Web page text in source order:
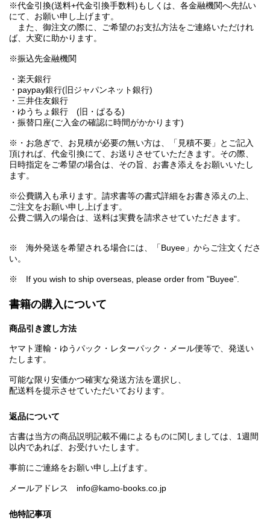
※代金引換(送料+代金引換手数料)もしくは、各金融機関へ先払い
にて、お願い申し上げます。
また、御注文の際に、ご希望のお支払方法をご連絡いただけれ
ば、大変に助かります。
※振込先金融機関
・楽天銀行
・paypay銀行(旧ジャパンネット銀行)
・三井住友銀行
・ゆうちょ銀行 (旧・ぱるる)
・振替口座(ご入金の確認に時間がかかります)
※・お急ぎで、お見積が必要の無い方は、「見積不要」とご記入
頂ければ、代金引換にて、お送りさせていただきます。その際、
日時指定をご希望の場合は、その旨、お書き添えをお願いいたし
ます。
※公費購入も承ります。請求書等の書式詳細をお書き添えの上、
ご注文をお願い申し上げます。
公費ご購入の場合は、送料は実費を請求させていただきます。
※ 海外発送を希望される場合には、「Buyee」からご注文くださ
い。
※ If you wish to ship overseas, please order from "Buyee".
書籍の購入について
商品引き渡し方法
ヤマト運輸・ゆうパック・レターパック・メール便等で、発送い
たします。
可能な限り安価かつ確実な発送方法を選択し、
配送料を提示させていただいております。
返品について
古書は当方の商品説明記載不備によるものに関しましては、1週間
以内であれば、お受けいたします。
事前にご連絡をお願い申し上げます。
メールアドレス info@kamo-books.co.jp
他特記事項